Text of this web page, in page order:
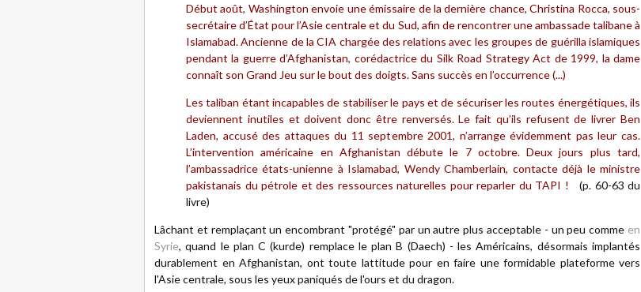
Début août, Washington envoie une émissaire de la dernière chance, Christina Rocca, sous-
secrétaire d’État pour l’Asie centrale et du Sud, afin de rencontrer une ambassade talibane à
Islamabad. Ancienne de la CIA chargée des relations avec les groupes de guérilla islamiques
pendant la guerre d’Afghanistan, corédactrice du Silk Road Strategy Act de 1999, la dame
connaît son Grand Jeu sur le bout des doigts. Sans succès en l’occurrence (...)
Les taliban étant incapables de stabiliser le pays et de sécuriser les routes énergétiques, ils
deviennent inutiles et doivent donc être renversés. Le fait qu’ils refusent de livrer Ben
Laden, accusé des attaques du 11 septembre 2001, n’arrange évidemment pas leur cas.
L’intervention américaine en Afghanistan débute le 7 octobre. Deux jours plus tard,
l’ambassadrice états-unienne à Islamabad, Wendy Chamberlain, contacte déjà le ministre
pakistanais du pétrole et des ressources naturelles pour reparler du TAPI ! (p. 60-63 du
livre)
Lâchant et remplaçant un encombrant "protégé" par un autre plus acceptable - un peu comme en
Syrie, quand le plan C (kurde) remplace le plan B (Daech) - les Américains, désormais implantés
durablement en Afghanistan, ont toute lattitude pour en faire une formidable plateforme vers
l'Asie centrale, sous les yeux paniqués de l'ours et du dragon.